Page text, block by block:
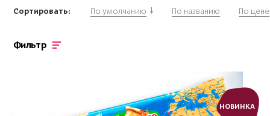
Фильтр
Сортировать: По умолчанию По названию По цене
НОВИНКА